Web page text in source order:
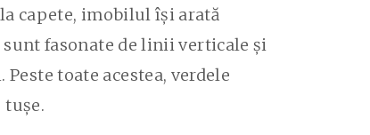
capete, imobilul își arată
fasonate de linii verticale și
toate acestea, verdele